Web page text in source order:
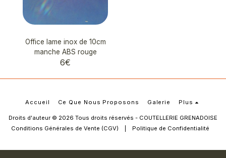
Office lame inox de 10cm
manche ABS rouge
6€
Accueil Ce Que Nous Proposons Galerie Plus
Droits d'auteur © 2026 Tous droits réservés - COUTELLERIE GRENADOISE
Conditions Générales de Vente (CGV)
Politique de Confidentialité